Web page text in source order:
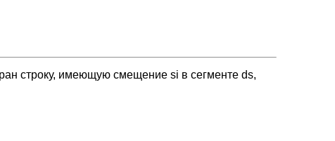
строку, имеющую смещение si в сегменте ds,